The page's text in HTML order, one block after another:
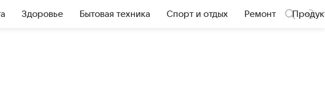
Здоровье Бытовая техника Спорт и отдых Ремонт